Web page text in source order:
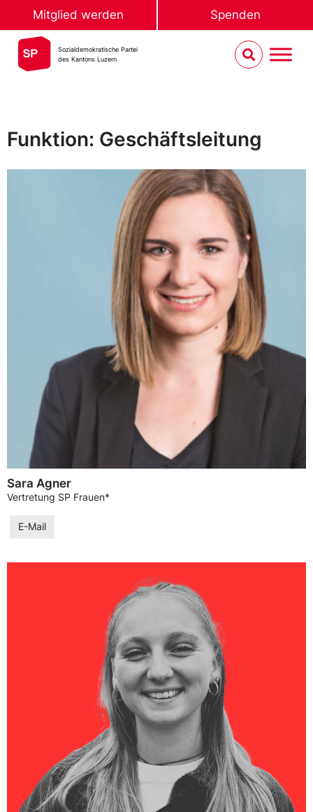
Mitglied werden Spenden
Sozialdemokratische Partei
des Kantons Luzern
Funktion: Geschäftsleitung
Sara Agner
Vertretung SP Frauen*
E-Mail